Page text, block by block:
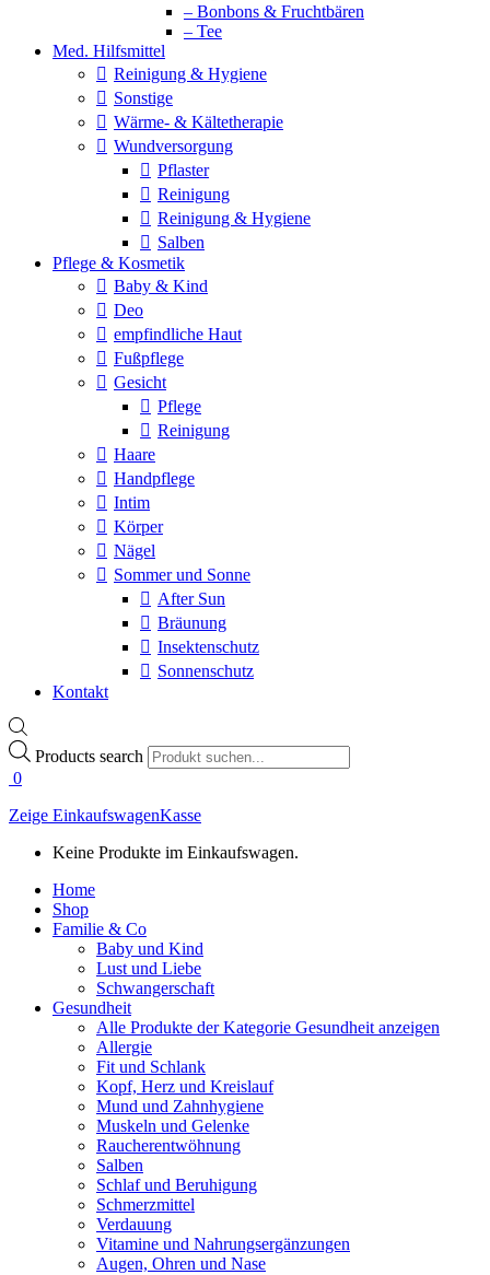
– Bonbons & Fruchtbären
– Tee
Med. Hilfsmittel
Reinigung & Hygiene
Sonstige
Wärme- & Kältetherapie
Wundversorgung
Pflaster
Reinigung
Reinigung & Hygiene
Salben
Pflege & Kosmetik
Baby & Kind
Deo
empfindliche Haut
Fußpflege
Gesicht
Pflege
Reinigung
Haare
Handpflege
Intim
Körper
Nägel
Sommer und Sonne
After Sun
Bräunung
Insektenschutz
Sonnenschutz
Kontakt
Products search
0
Zeige EinkaufswagenKasse
Keine Produkte im Einkaufswagen.
Home
Shop
Familie & Co
Baby und Kind
Lust und Liebe
Schwangerschaft
Gesundheit
Alle Produkte der Kategorie Gesundheit anzeigen
Allergie
Fit und Schlank
Kopf, Herz und Kreislauf
Mund und Zahnhygiene
Muskeln und Gelenke
Raucherentwöhnung
Salben
Schlaf und Beruhigung
Schmerzmittel
Verdauung
Vitamine und Nahrungsergänzungen
Augen, Ohren und Nase